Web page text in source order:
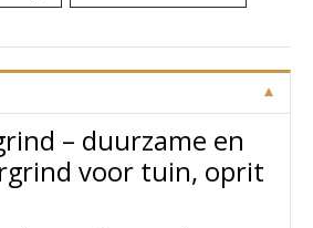
– duurzame en
voor tuin, oprit